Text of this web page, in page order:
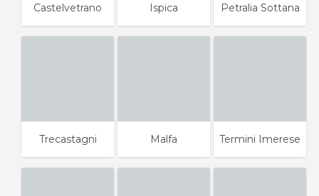
Castelvetrano Ispica Petralia Sottana
Trecastagni Malfa Termini Imerese